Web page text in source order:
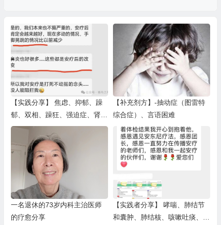
【实践分享】 焦虑、抑郁、躁
郁、双相、躁狂、强迫症、肾上
腺素、多动症（三）
【补充剂方】-抽动症（图雷特
综合症）、言语困难
一名退休的73岁内科主治医师
的疗愈分享
【实践者分享】 哮喘、肺结节
和囊肿、肺结核、咳嗽吐痰、支